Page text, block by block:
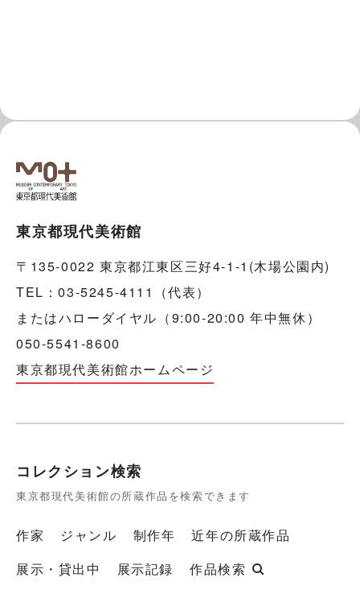
東京都現代美術館
〒135-0022 東京都江東区三好4-1-1(木場公園内)
TEL：03-5245-4111（代表）
またはハローダイヤル（9:00-20:00 年中無休）
050-5541-8600
東京都現代美術館ホームページ
コレクション検索
東京都現代美術館の所蔵作品を検索できます
作家 ジャンル 制作年
近年の所蔵作品
展示・貸出中
展示記録 作品検索